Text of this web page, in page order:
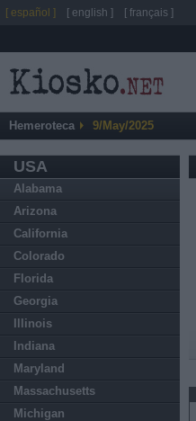
Hemeroteca 9/May/2025
USA
Alabama
Arizona
California
Colorado
Florida
Georgia
Illinois
Indiana
Maryland
Massachusetts
Michigan
[ español ] [ english ] [ français ]